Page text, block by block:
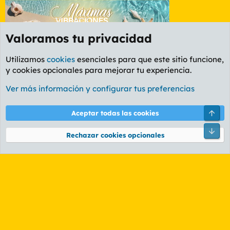
Foro General
Cookies
PL OLDSTYLE AMARILLO
Términos y reglas Política de privacidad Ayuda
Community platform by XenForo® © 2010-2026 XenForo Ltd.
Valoramos tu privacidad
Utilizamos cookies esenciales para que este sitio funcione,
y cookies opcionales para mejorar tu experiencia.
Ver más información y configurar tus preferencias
Aceptar todas las cookies
Rechazar cookies opcionales
Pie